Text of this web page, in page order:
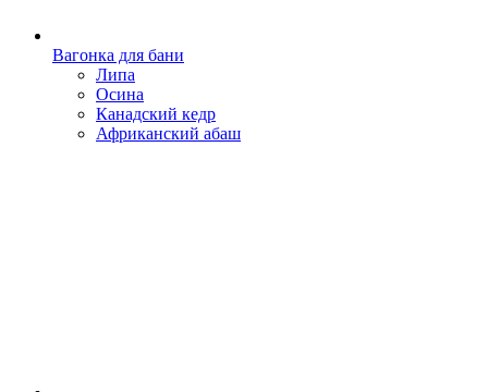
Вагонка для бани
Липа
Осина
Канадский кедр
Африканский абаш